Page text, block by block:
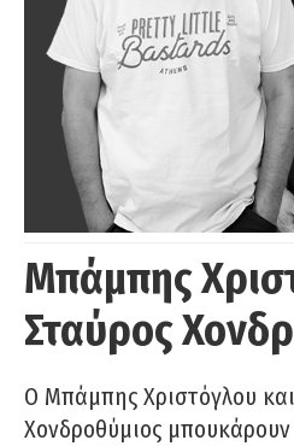
Μπάμπης
Σταύρος
O Μπάμπης Χριστόγλου
Χονδροθύμιος